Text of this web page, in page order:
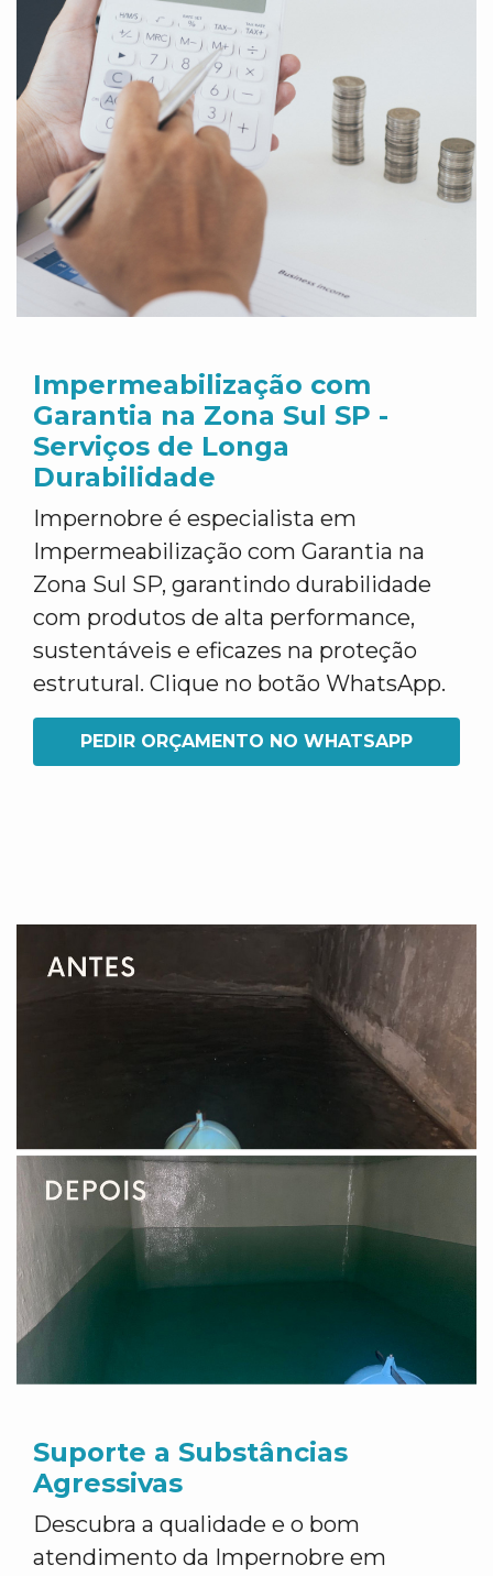
Impermeabilização com
Garantia na Zona Sul SP -
Serviços de Longa
Durabilidade
Impernobre é especialista em
Impermeabilização com Garantia na
Zona Sul SP, garantindo durabilidade
com produtos de alta performance,
sustentáveis e eficazes na proteção
estrutural. Clique no botão WhatsApp.
PEDIR ORÇAMENTO NO WHATSAPP
Suporte a Substâncias
Agressivas
Descubra a qualidade e o bom
atendimento da Impernobre em